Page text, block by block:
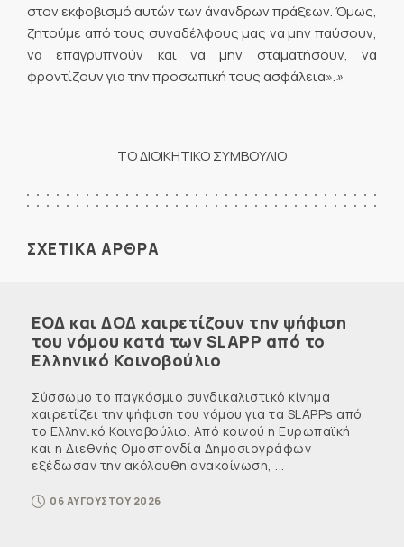
στον εκφοβισμό αυτών των άνανδρων πράξεων. Όμως,
ζητούμε από τους συναδέλφους μας να μην παύσουν,
να επαγρυπνούν και να μην σταματήσουν, να
φροντίζουν για την προσωπική τους ασφάλεια».»
ΤΟ ΔΙΟΙΚΗΤΙΚΟ ΣΥΜΒΟΥΛΙΟ
ΣΧΕΤΙΚΑ ΑΡΘΡΑ
ΕΟΔ και ΔΟΔ χαιρετίζουν την ψήφιση
του νόμου κατά των SLAPP από το
Ελληνικό Κοινοβούλιο
Σύσσωμο το παγκόσμιο συνδικαλιστικό κίνημα
χαιρετίζει την ψήφιση του νόμου για τα SLAPPs από
το Ελληνικό Κοινοβούλιο. Από κοινού η Ευρωπαϊκή
και η Διεθνής Ομοσπονδία Δημοσιογράφων
εξέδωσαν την ακόλουθη ανακοίνωση, ...
06 ΑΥΓΟΥΣΤΟΥ 2026